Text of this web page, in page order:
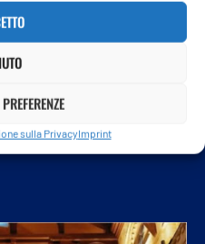
sulla PrivacyImprint